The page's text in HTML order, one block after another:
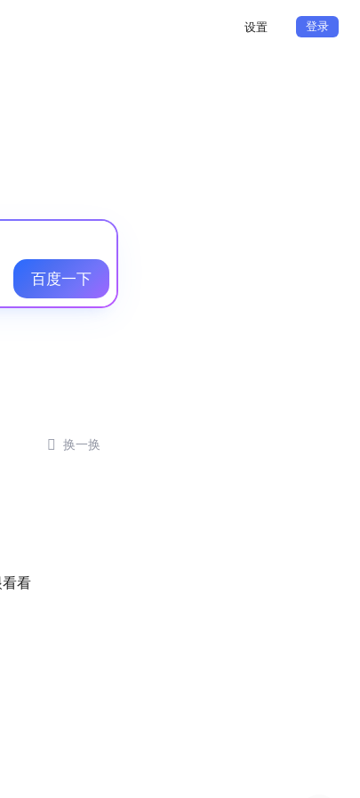
设置 登录
百度一下
 换一换
看